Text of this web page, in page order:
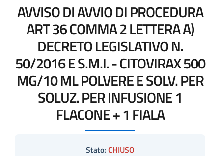
AVVISO DI AVVIO DI PROCEDURA
ART 36 COMMA 2 LETTERA A)
DECRETO LEGISLATIVO N.
50/2016 E S.M.I. - CITOVIRAX 500
MG/10 ML POLVERE E SOLV. PER
SOLUZ. PER INFUSIONE 1
FLACONE + 1 FIALA
Stato: CHIUSO